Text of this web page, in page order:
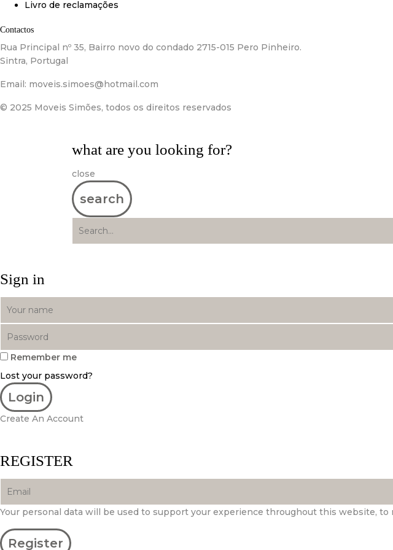
Livro de reclamações
Contactos
Rua Principal nº 35, Bairro novo do condado 2715-015 Pero Pinheiro.
Sintra, Portugal
Email: moveis.simoes@hotmail.com
© 2025 Moveis Simões, todos os direitos reservados
what are you looking for?
close
search
Sign in
Remember me
Lost your password?
Create An Account
REGISTER
Your personal data will be used to support your experience throughout this website,